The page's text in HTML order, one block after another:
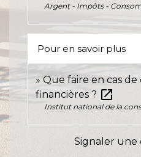
Argent - Impôts -
Pour en savoir plus
Que faire en cas
financières ? open_in_new
Institut national de la
Signaler